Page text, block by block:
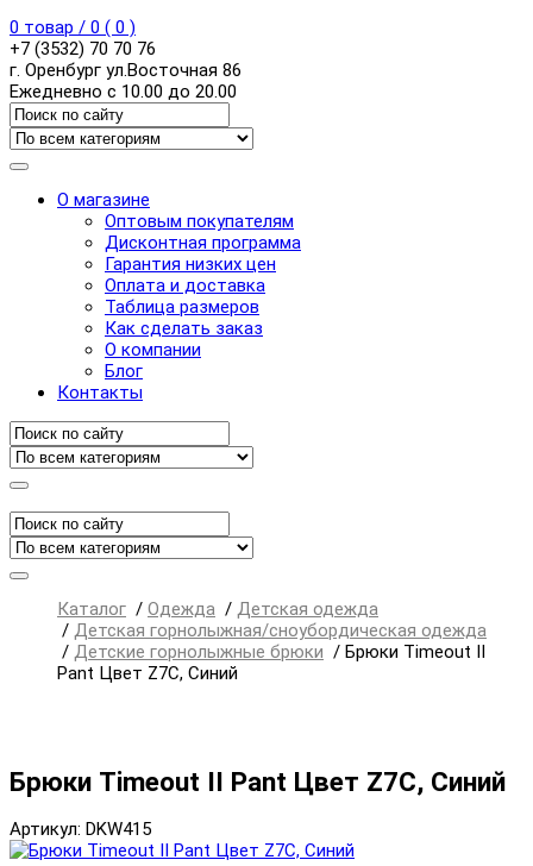
0 товар / 0 ( 0 )
+7 (3532) 70 70 76
г. Оренбург ул.Восточная 86
Ежедневно с 10.00 до 20.00
О магазине
Оптовым покупателям
Дисконтная программа
Гарантия низких цен
Оплата и доставка
Таблица размеров
Как сделать заказ
О компании
Блог
Контакты
Каталог / Одежда / Детская одежда
/ Детская горнолыжная/сноубордическая одежда
/ Детские горнолыжные брюки / Брюки Timeout II
Pant Цвет Z7C, Синий
Брюки Timeout II Pant Цвет Z7C, Синий
Артикул: DKW415